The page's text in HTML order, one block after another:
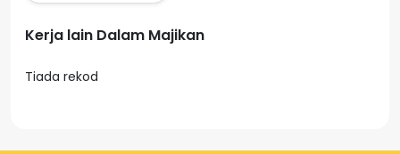
Kerja lain Dalam Majikan
Tiada rekod